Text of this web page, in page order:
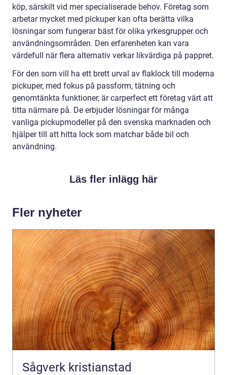
köp, särskilt vid mer specialiserade behov. Företag som
arbetar mycket med pickuper kan ofta berätta vilka
lösningar som fungerar bäst för olika yrkesgrupper och
användningsområden. Den erfarenheten kan vara
värdefull när flera alternativ verkar likvärdiga på pappret.
För den som vill ha ett brett urval av flaklock till moderna
pickuper, med fokus på passform, tätning och
genomtänkta funktioner, är carperfect ett företag värt att
titta närmare på. De erbjuder lösningar för många
vanliga pickupmodeller på den svenska marknaden och
hjälper till att hitta lock som matchar både bil och
användning.
Läs fler inlägg här
Fler nyheter
Sågverk kristianstad